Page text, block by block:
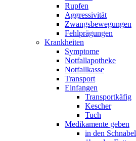
Rupfen
Aggressivität
Zwangsbewegungen
Fehlprägungen
Krankheiten
Symptome
Notfallapotheke
Notfallkasse
Transport
Einfangen
Transportkäfig
Kescher
Tuch
Medikamente geben
in den Schnabel